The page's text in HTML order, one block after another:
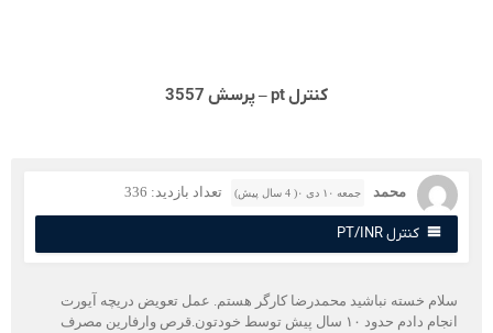
کنترل pt – پرسش 3557
محمد جمعه ۱۰ دی ۰( 4 سال پیش) تعداد بازدید: 336
کنترل PT/INR
خسته نباشید محمدرضا کارگر هستم. عمل تعویض دریچه آیورت
انجام دادم حدود ۱۰ سال پیش توسط خودتون.قرص وارفارین مصرف